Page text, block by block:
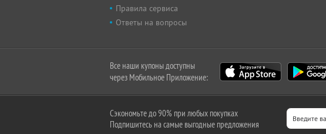
Правила сервиса
Ответы на вопросы
Все наши купоны доступны
через Мобильное Приложение:
Сэкономьте до 90% при любых покупках
Подпишитесь на самые выгодные предложения